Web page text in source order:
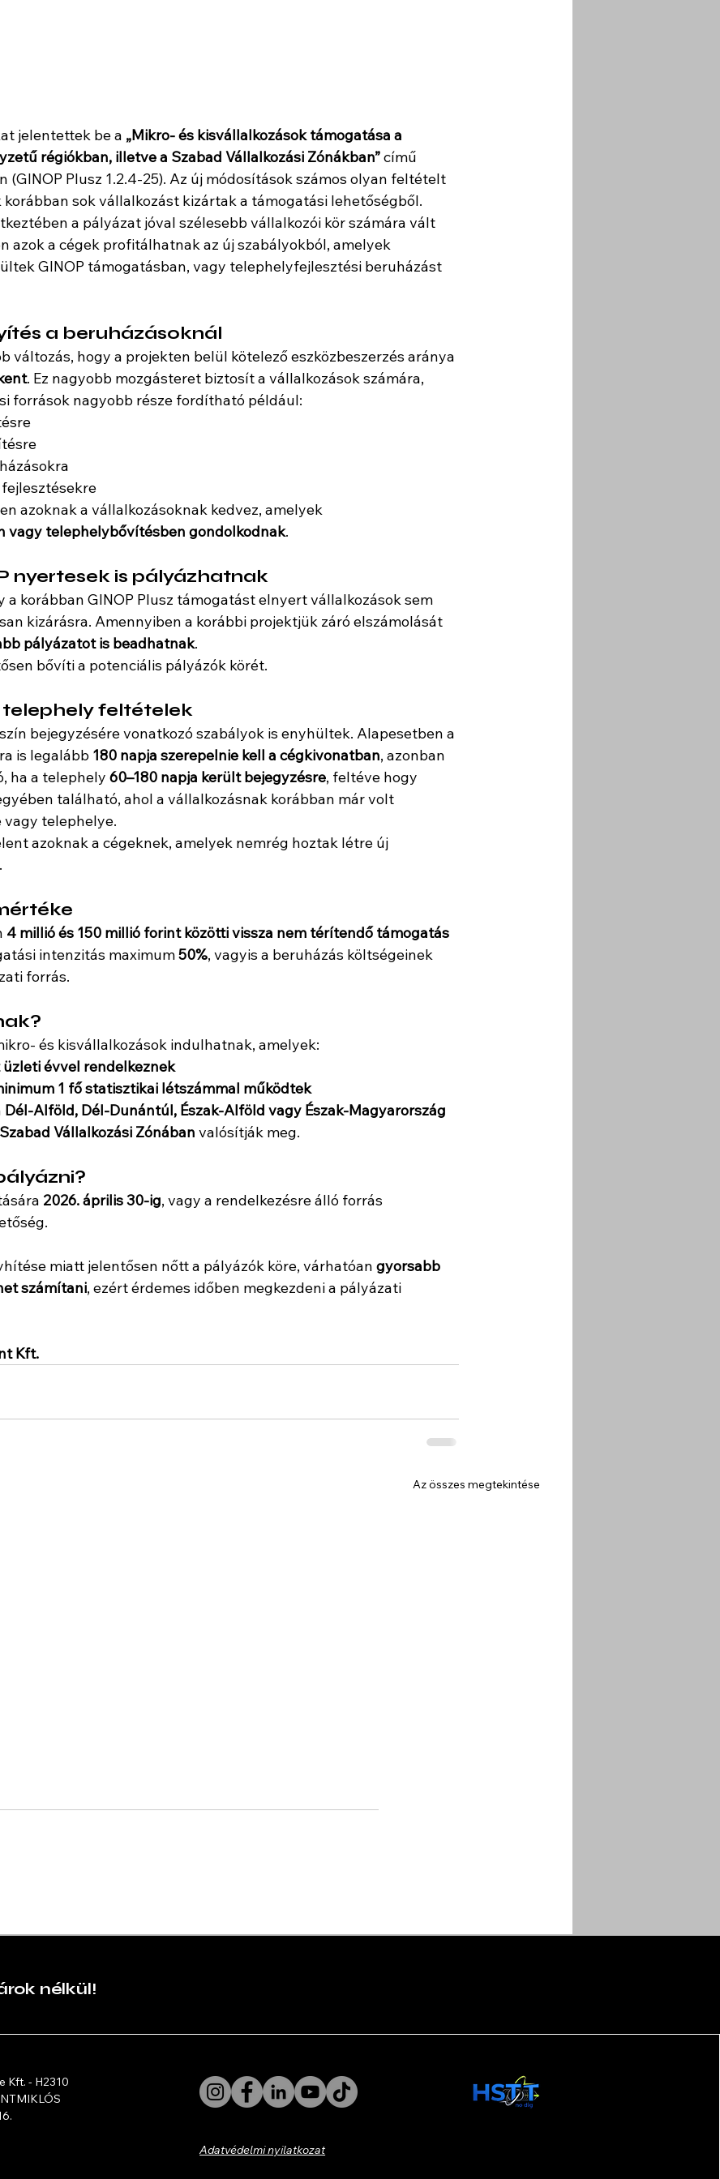
jelentettek be a „Mikro- és kisvállalkozások támogatása a
régiókban, illetve a Szabad Vállalkozási Zónákban” című
(GINOP Plusz 1.2.4-25). Az új módosítások számos olyan feltételt
sok vállalkozást kizártak a támogatási lehetőségből.
a pályázat jóval szélesebb vállalkozói kör számára vált
azok a cégek profitálhatnak az új szabályokból, amelyek
GINOP támogatásban, vagy telephelyfejlesztési beruházást
a beruházásoknál
változás, hogy a projekten belül kötelező eszközbeszerzés aránya
. Ez nagyobb mozgásteret biztosít a vállalkozások számára,
források nagyobb része fordítható például:
azoknak a vállalkozásoknak kedvez, amelyek
vagy telephelybővítésben gondolkodnak.
nyertesek is pályázhatnak
a korábban GINOP Plusz támogatást elnyert vállalkozások sem
kizárásra. Amennyiben a korábbi projektjük záró elszámolását
pályázatot is beadhatnak.
bővíti a potenciális pályázók körét.
feltételek
bejegyzésére vonatkozó szabályok is enyhültek. Alapesetben a
is legalább 180 napja szerepelnie kell a cégkivonatban, azonban
ha a telephely 60–180 napja került bejegyzésre, feltéve hogy
található, ahol a vállalkozásnak korábban már volt
telephelye.
azoknak a cégeknek, amelyek nemrég hoztak létre új
4 millió és 150 millió forint közötti vissza nem térítendő támogatás
intenzitás maximum 50%, vagyis a beruházás költségeinek
forrás.
és kisvállalkozások indulhatnak, amelyek:
üzleti évvel rendelkeznek
1 fő statisztikai létszámmal működtek
Dél-Alföld, Dél-Dunántúl, Észak-Alföld vagy Észak-Magyarország
Szabad Vállalkozási Zónában valósítják meg.
2026. április 30-ig, vagy a rendelkezésre álló forrás
miatt jelentősen nőtt a pályázók köre, várhatóan gyorsabb
számítani, ezért érdemes időben megkezdeni a pályázati
Kft.
Az összes megtekintése
megújult a HSTT
nélkül!
Kft. - H2310
Adatvédelmi nyilatkozat